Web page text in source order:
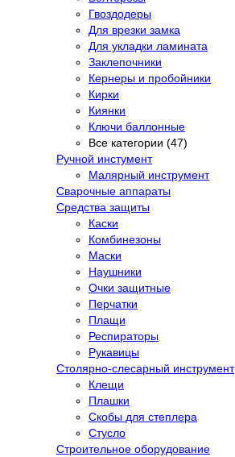
Гвоздодеры
Для врезки замка
Для укладки ламината
Заклепочники
Кернеры и пробойники
Кирки
Киянки
Ключи баллонные
Все категории (47)
Ручной инстумент
Малярный инструмент
Сварочные аппараты
Средства защиты
Каски
Комбинезоны
Маски
Наушники
Очки защитные
Перчатки
Плащи
Респираторы
Рукавицы
Столярно-слесарный инструмент
Клещи
Плашки
Скобы для степлера
Стусло
Строительное оборудование